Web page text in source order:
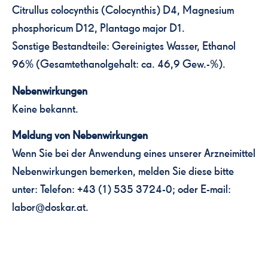
Citrullus colocynthis (Colocynthis) D4, Magnesium
phosphoricum D12, Plantago major D1.
Sonstige Bestandteile: Gereinigtes Wasser, Ethanol
96% (Gesamtethanolgehalt: ca. 46,9 Gew.-%).
Nebenwirkungen
Keine bekannt.
Meldung von Nebenwirkungen
Wenn Sie bei der Anwendung eines unserer Arzneimittel
Nebenwirkungen bemerken, melden Sie diese bitte
unter: Telefon: +43 (1) 535 3724-0; oder E-mail:
labor@doskar.at.